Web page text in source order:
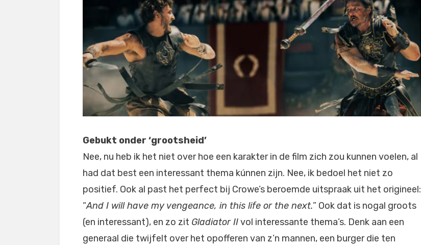
Gebukt onder ‘grootsheid’
Nee, nu heb ik het niet over hoe een karakter in de film zich zou kunnen voelen, al
had dat best een interessant thema kúnnen zijn. Nee, ik bedoel het niet zo
positief. Ook al past het perfect bij Crowe’s beroemde uitspraak uit het origineel:
“And I will have my vengeance, in this life or the next.” Ook dat is nogal groots
(en interessant), en zo zit Gladiator IIvol interessante thema’s. Denk aan een
generaal die twijfelt over het opofferen van z’n mannen, een burger die ten